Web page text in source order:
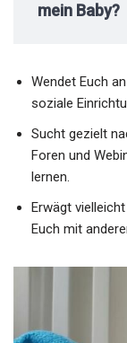
mein Baby?
Wendet Euch
soziale
Sucht gezielt
Foren und
lernen.
Erwägt
Euch mit